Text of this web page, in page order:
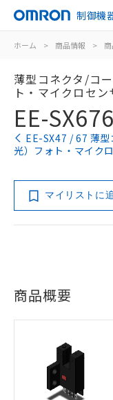
制御機
ホーム > 商品情報 >
薄型コネクタ/コ
ト・マイクロセン
EE-SX676
EE-SX47 / 67 薄
光）フォト・マイク
マイリストに
商品概要